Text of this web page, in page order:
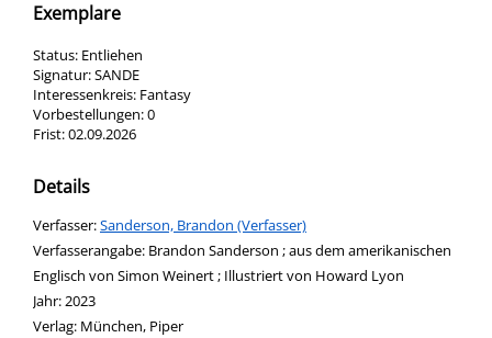
Exemplare
Status: Entliehen
Signatur:SANDE
Interessenkreis: Fantasy
Vorbestellungen:0
Frist:02.09.2026
Details
Verfasser:Suche nach diesem Verfasser
Sanderson, Brandon (Verfasser)
Verfasserangabe: Brandon Sanderson ; aus dem amerikanischen
Englisch von Simon Weinert ; Illustriert von Howard Lyon
Jahr:2023
Verlag: München, Piper